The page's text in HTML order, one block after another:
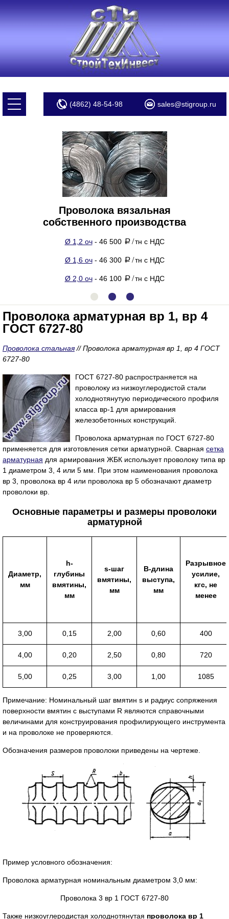
(4862) 48-54-98 sales@stigroup.ru
Проволока вязальная
собственного производства
Ø 1,2 оч- 46 500 a /тн с НДС
Ø 1,6 оч- 46 300 a /тн с НДС
Ø 2,0 оч- 46 100 a /тн с НДС
Проволока арматурная вр 1, вр 4
ГОСТ 6727-80
Проволока стальная//Проволока арматурная вр 1, вр 4 ГОСТ
6727-80
ГОСТ 6727-80 распространяется на
проволоку из низкоуглеродистой стали
холоднотянутую периодического профиля
класса вр-1 для армирования
железобетонных конструкций.
Проволока арматурная по ГОСТ 6727-80
применяется для изготовления сетки арматурной. Сварная сетка
арматурная для армирования ЖБК использует проволоку типа вр
1 диаметром 3, 4 или 5 мм. При этом наименования проволока
вр 3, проволока вр 4 или проволока вр 5 обозначают диаметр
проволоки вр.
Основные параметры и размеры проволоки
арматурной
Диаметр,
мм
h-
глубины
вмятины,
мм
s-шаг
вмятины,
мм
В-длина
выступа,
мм
Разрывное
усилие,
кгс, не
менее
3,00 0,15 2,00 0,60 400
4,00 0,20 2,50 0,80 720
5,00 0,25 3,00 1,00 1085
Примечание: Номинальный шаг вмятин s и радиус сопряжения
поверхности вмятин с выступами R являются справочными
величинами для конструирования профилирующего инструмента
и на проволоке не проверяются.
Обозначения размеров проволоки приведены на чертеже.
Пример условного обозначения:
Проволока арматурная номинальным диаметром 3,0 мм:
Проволока 3 вр 1 ГОСТ 6727-80
Также низкоуглеродистая холоднотянутая проволока вр 1